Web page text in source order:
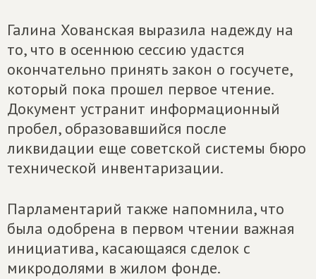
Галина Хованская выразила надежду на
то, что в осеннюю сессию удастся
окончательно принять закон о госучете,
который пока прошел первое чтение.
Документ устранит информационный
пробел, образовавшийся после
ликвидации еще советской системы бюро
технической инвентаризации.
Парламентарий также напомнила, что
была одобрена в первом чтении важная
инициатива, касающаяся сделок с
микродолями в жилом фонде.